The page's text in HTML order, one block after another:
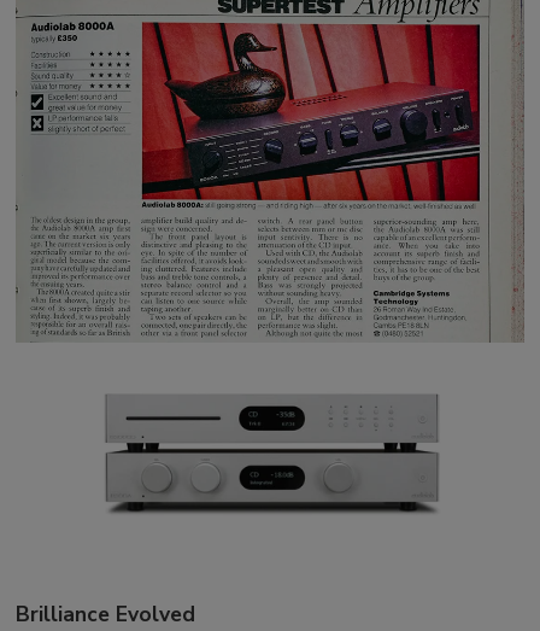
Brilliance Evolved